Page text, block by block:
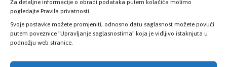
Za detaljne informacije o obradi podataka putem kolačića molimo
pogledajte Pravila privatnosti.
Svoje postavke možete promjeniti, odnosno datu saglasnost možete povući
putem poveznice "Upravljanje saglasnostima" koja je vidljivo istaknjuta u
podnožju web stranice.
PROVJERITE STATUS